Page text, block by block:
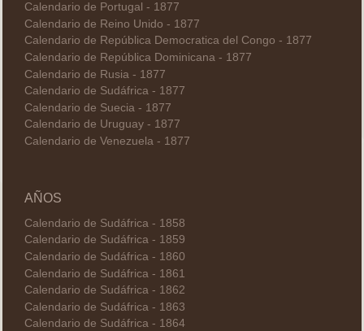
Calendario de Portugal - 1877
Calendario de Reino Unido - 1877
Calendario de República Democratica del Congo - 1877
Calendario de República Dominicana - 1877
Calendario de Rusia - 1877
Calendario de Sudáfrica - 1877
Calendario de Suecia - 1877
Calendario de Uruguay - 1877
Calendario de Venezuela - 1877
AÑOS
Calendario de Sudáfrica - 1858
Calendario de Sudáfrica - 1859
Calendario de Sudáfrica - 1860
Calendario de Sudáfrica - 1861
Calendario de Sudáfrica - 1862
Calendario de Sudáfrica - 1863
Calendario de Sudáfrica - 1864